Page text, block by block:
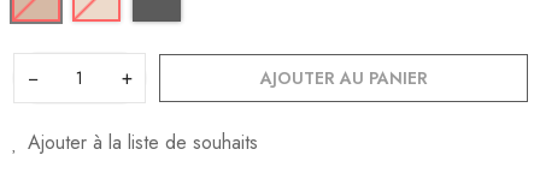
− + AJOUTER AU PANIER
Ajouter à la liste de souhaits